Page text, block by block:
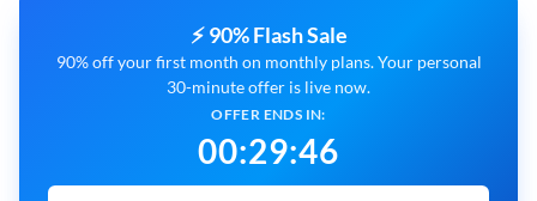
⚡ 90% Flash Sale
90% off your first month on monthly plans. Your personal
30-minute offer is live now.
OFFER ENDS IN:
00:29:45